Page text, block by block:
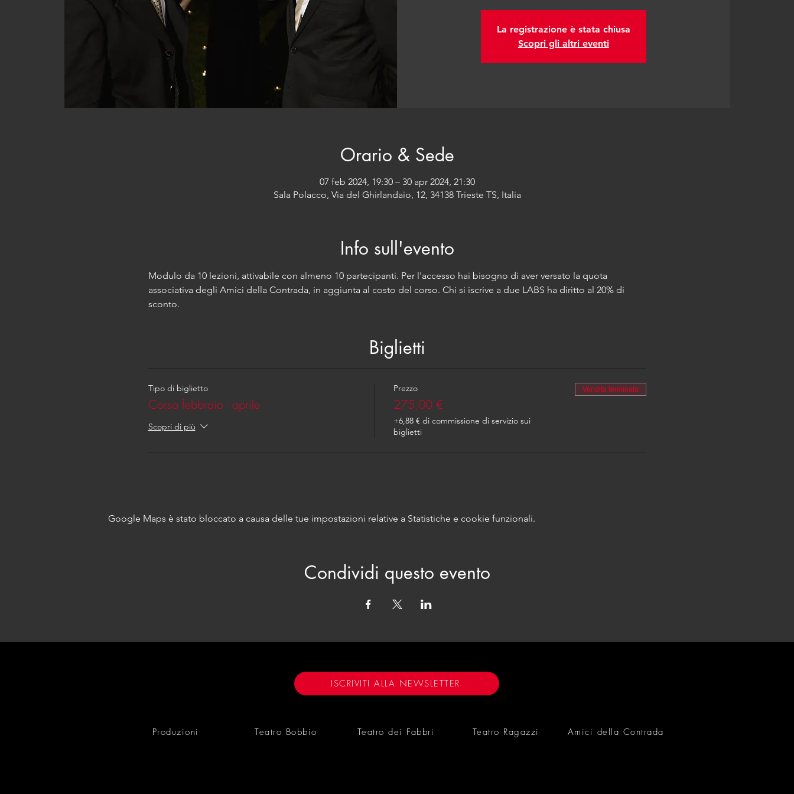
La registrazione è stata chiusa
Scopri gli altri eventi
Orario & Sede
07 feb 2024, 19:30 – 30 apr 2024, 21:30
Sala Polacco, Via del Ghirlandaio, 12, 34138 Trieste TS, Italia
Info sull'evento
Modulo da 10 lezioni, attivabile con almeno 10 partecipanti. Per l'accesso hai bisogno di aver versato la quota
associativa degli Amici della Contrada, in aggiunta al costo del corso. Chi si iscrive a due LABS ha diritto al 20% di
sconto.
Biglietti
Tipo di biglietto
Corso febbraio - aprile
Scopri di più
Prezzo
275,00 €
+6,88 € di commissione di servizio sui
biglietti
Vendita terminata
Google Maps è stato bloccato a causa delle tue impostazioni relative a Statistiche e cookie funzionali.
Condividi questo evento
ISCRIVITI ALLA NEWSLETTER
Produzioni Teatro Bobbio Teatro dei Fabbri Teatro Ragazzi Amici della Contrada